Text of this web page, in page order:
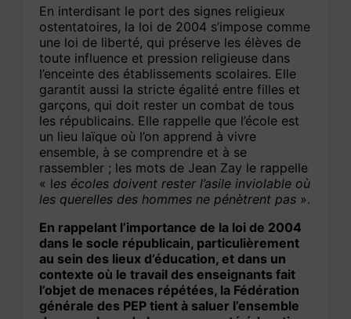
En interdisant le port des signes religieux
ostentatoires, la loi de 2004 s’impose comme
une loi de liberté, qui préserve les élèves de
toute influence et pression religieuse dans
l’enceinte des établissements scolaires. Elle
garantit aussi la stricte égalité entre filles et
garçons, qui doit rester un combat de tous
les républicains. Elle rappelle que l’école est
un lieu laïque où l’on apprend à vivre
ensemble, à se comprendre et à se
rassembler ; les mots de Jean Zay le rappelle
« les écoles doivent rester l’asile inviolable où
les querelles des hommes ne pénètrent pas ».
En rappelant l’importance de la loi de 2004
dans le socle républicain, particulièrement
au sein des lieux d’éducation, et dans un
contexte où le travail des enseignants fait
l’objet de menaces répétées, la Fédération
générale des PEP tient à saluer l’ensemble